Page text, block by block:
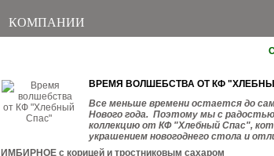
КОМПАНИИ
ВРЕМЯ ВОЛШЕБСТВА ОТ КФ
Все меньше времени остается до
Нового года. Поэтому мы с
коллекцию от КФ "Хлебный Спас",
украшением новогоднего стола и
ИМБИРНОЕ с корицей и тростниковым сахаром